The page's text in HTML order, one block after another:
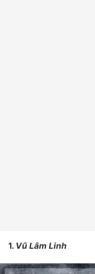
1. Vũ Lâm Linh